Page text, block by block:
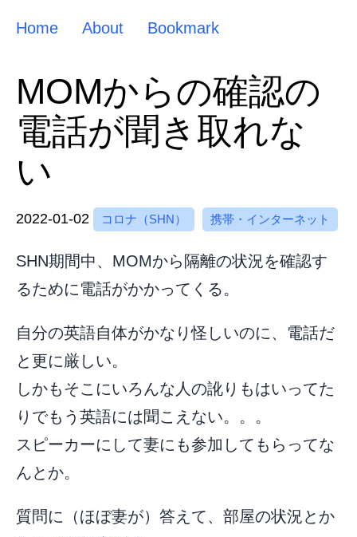
Home About Bookmark
MOMからの確認の
電話が聞き取れな
い
2022-01-02 コロナ（SHN） 携帯・インターネット
SHN期間中、MOMから隔離の状況を確認す
るために電話がかかってくる。
自分の英語自体がかなり怪しいのに、電話だ
と更に厳しい。
しかもそこにいろんな人の訛りもはいってた
りでもう英語には聞こえない。。。
スピーカーにして妻にも参加してもらってな
んとか。
質問に（ほぼ妻が）答えて、部屋の状況とか